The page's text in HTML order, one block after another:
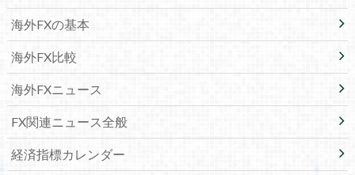
海外FXの基本
海外FX比較
海外FXニュース
FX関連ニュース全般
経済指標カレンダー